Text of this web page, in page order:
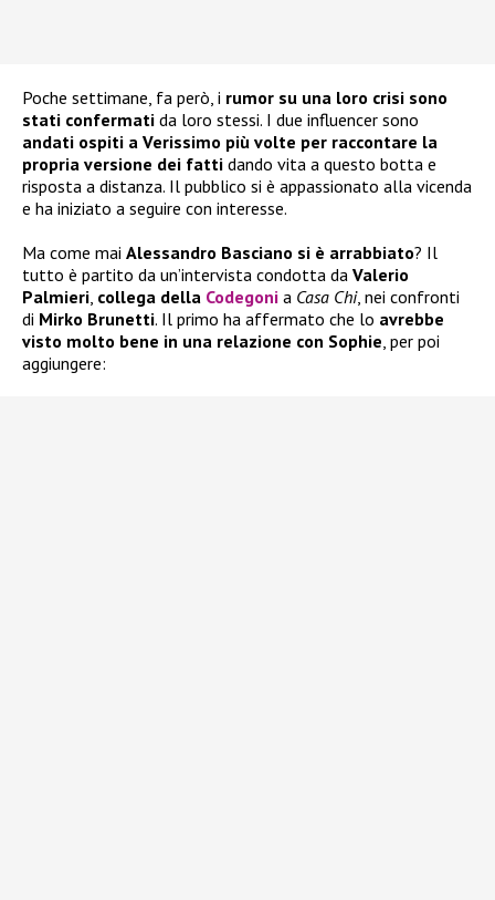
Poche settimane, fa però, i rumor su una loro crisi sono
stati confermati da loro stessi. I due influencer sono
andati ospiti a Verissimo più volte per raccontare la
propria versione dei fatti dando vita a questo botta e
risposta a distanza. Il pubblico si è appassionato alla vicenda
e ha iniziato a seguire con interesse.
Ma come mai Alessandro Basciano si è arrabbiato? Il
tutto è partito da un’intervista condotta da Valerio
Palmieri, collega della Codegoni a Casa Chi, nei confronti
di Mirko Brunetti. Il primo ha affermato che lo avrebbe
visto molto bene in una relazione con Sophie, per poi
aggiungere: